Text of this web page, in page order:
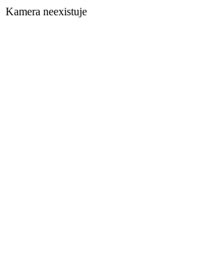
Kamera neexistuje